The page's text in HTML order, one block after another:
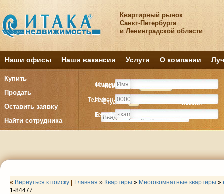
Квартирный рынок
Санкт-Петербурга
и Ленинградской области
Наши офисы Наши вакансии Услуги О компании
Купить
Продать
Оставить заявку
Найти сотрудника
Комнату
Студия Комнат
Комнату
Студия Комнат
Имя
Телефон
E-mail
Фамилия
Имя
Телефон
« Вернуться к поиску Главная » Квартиры » Многокомнатные квартиры »
1-84477